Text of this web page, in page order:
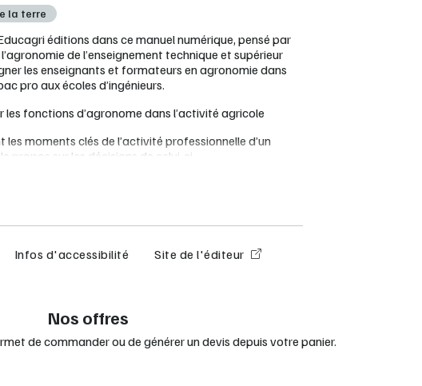
la terre
éditions dans ce manuel numérique, pensé par
de l’enseignement technique et supérieur
les enseignants et formateurs en agronomie dans
pro aux écoles d’ingénieurs.
les fonctions d’agronome dans l’activité agricole
les moments clés de l’activité professionnelle d’un
propos sur les décisions de celui-ci
de situations professionnelles choisies pour
des encadrés qui rendent visibles les savoirs
: vidéos, documents, TP, TD, outils…
Infos d'accessibilité Site de l'éditeur
Nos offres
de commander ou de générer un devis depuis votre panier.